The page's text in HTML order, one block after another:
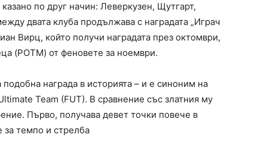
по друг начин: Леверкузен, Щутгарт,
двата клуба продължава с наградата „Играч
Вирц, който получи наградата през октомври,
(POTM) от феновете за ноември.
награда в историята – и е синоним на
Team (FUT). В сравнение със златния му
Първо, получава девет точки повече в
за темпо и стрелба